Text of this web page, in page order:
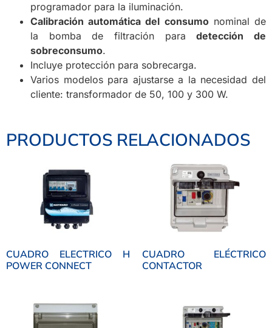
programador para la iluminación.
Calibración automática del consumonominal de
la bomba de filtración paradetección de
sobreconsumo.
Incluye protección para sobrecarga.
Varios modelos para ajustarse a la necesidad del
cliente: transformador de 50, 100 y 300 W.
PRODUCTOS RELACIONADOS
CUADRO ELECTRICO H
POWER CONNECT
CUADRO ELÉCTRICO
CONTACTOR